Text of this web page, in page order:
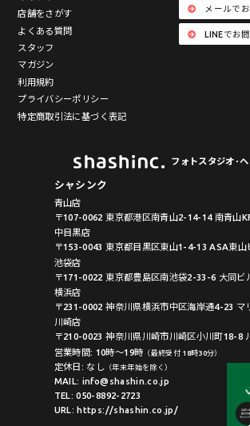
店舗をさがす
よくある質問
スタッフ
マガジン
利用規約
プライバシーポリシー
特定商取引法に基づく表記
メールで
LINEでお
フォトスタジオ･
シャシンク
青山店
〒107-0062 東京都港区南青山2-14-14 南青山
中目黒店
〒153-0043 東京都目黒区東山1-4-13 ASA東山
池袋店
〒171-0022 東京都豊島区南池袋2-33-6 大同ビ
横浜店
〒231-0002 神奈川県横浜市中区海岸通4-23 マ
川崎店
〒210-0023 神奈川県川崎市川崎区小川町18-8
営業時間: 10時〜19時 （最終受付 18時30分）
定休日: なし （年末年始を除く）
MAIL: info@shashin.co.jp
TEL: 050-8892-2723
URL: https://shashin.co.jp/